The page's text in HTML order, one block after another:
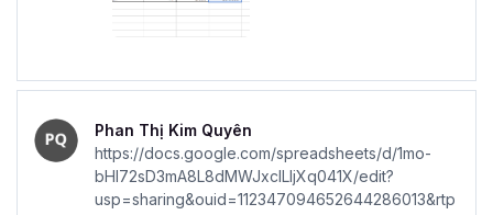
Phan Thị Kim Quyên
https://docs.google.com/spreadsheets/d/1mo-
bHI72sD3mA8L8dMWJxclLIjXq041X/edit?
usp=sharing&ouid=112347094652644286013&rtp